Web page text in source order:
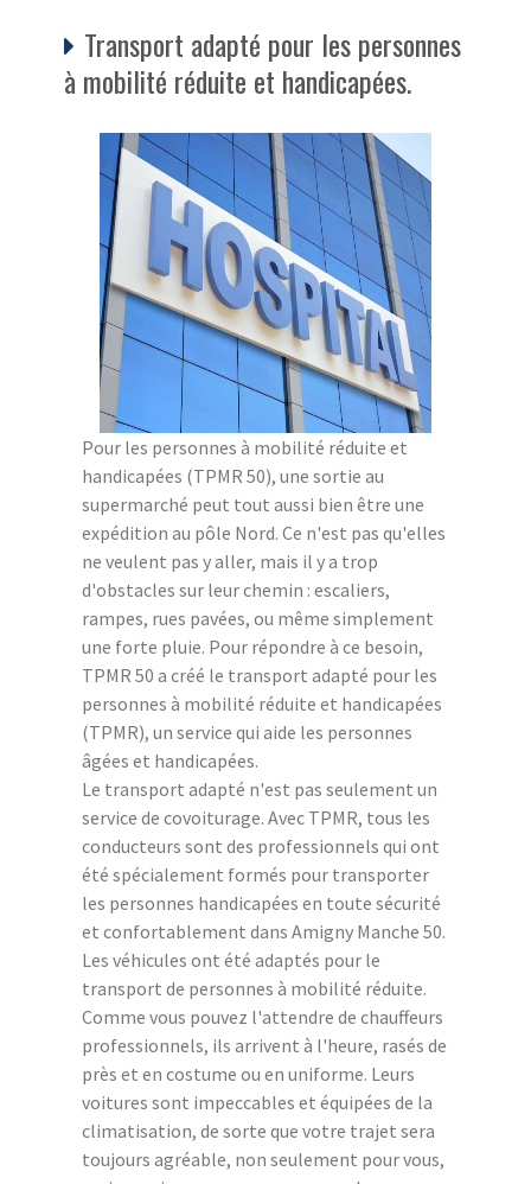
Transport adapté pour les personnes
à mobilité réduite et handicapées.
Pour les personnes à mobilité réduite et
handicapées (TPMR 50), une sortie au
supermarché peut tout aussi bien être une
expédition au pôle Nord. Ce n'est pas qu'elles
ne veulent pas y aller, mais il y a trop
d'obstacles sur leur chemin : escaliers,
rampes, rues pavées, ou même simplement
une forte pluie. Pour répondre à ce besoin,
TPMR 50 a créé le transport adapté pour les
personnes à mobilité réduite et handicapées
(TPMR), un service qui aide les personnes
âgées et handicapées.
Le transport adapté n'est pas seulement un
service de covoiturage. Avec TPMR, tous les
conducteurs sont des professionnels qui ont
été spécialement formés pour transporter
les personnes handicapées en toute sécurité
et confortablement dans Amigny Manche 50.
Les véhicules ont été adaptés pour le
transport de personnes à mobilité réduite.
Comme vous pouvez l'attendre de chauffeurs
professionnels, ils arrivent à l'heure, rasés de
près et en costume ou en uniforme. Leurs
voitures sont impeccables et équipées de la
climatisation, de sorte que votre trajet sera
toujours agréable, non seulement pour vous,